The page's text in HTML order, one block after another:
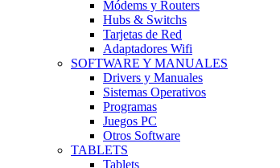
Módems y Routers
Hubs & Switchs
Tarjetas de Red
Adaptadores Wifi
SOFTWARE Y MANUALES
Drivers y Manuales
Sistemas Operativos
Programas
Juegos PC
Otros Software
TABLETS
Tablets